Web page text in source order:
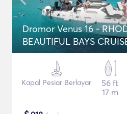
Dromor Venus 16 -
BEAUTIFUL BAYS
Kapal Pesiar Berlayar
56 ft
17 m